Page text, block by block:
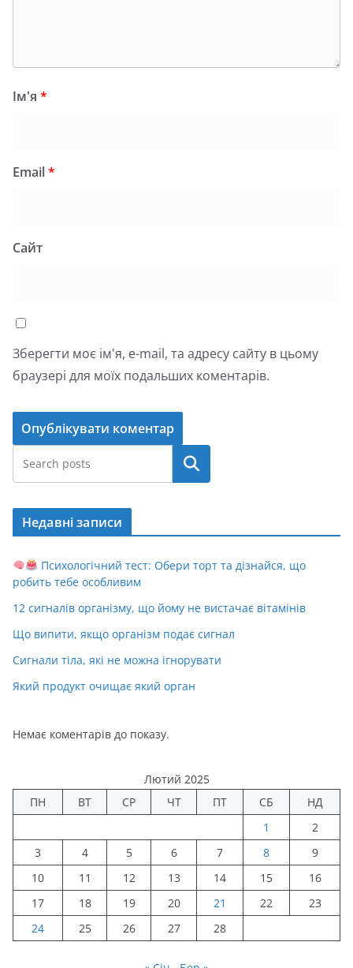
Ім'я *
Email*
Сайт
Зберегти моє ім'я, e-mail, та адресу сайту в цьому
браузері для моїх подальших коментарів.
Пошук
Недавні записи
Психологічний тест: Обери торт та дізнайся, що
робить тебе особливим
12 сигналів організму, що йому не вистачає вітамінів
Що випити, якщо організм подає сигнал
Сигнали тіла, які не можна ігнорувати
Який продукт очищає який орган
Немає коментарів до показу.
Лютий 2025
ПН
ВТ СР ЧТ ПТ СБ
НД
1
2
3
4 5 6 7 8
9
10
11 12 13 14 15
16
17
18 19 20 21 22
23
24
25 26 27 28